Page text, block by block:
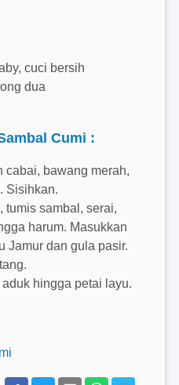
cuci bersih
dua
Cumi :
cabai, bawang merah,
Sisihkan.
tumis sambal, serai,
harum. Masukkan
Jamur dan gula pasir.
hingga petai layu.